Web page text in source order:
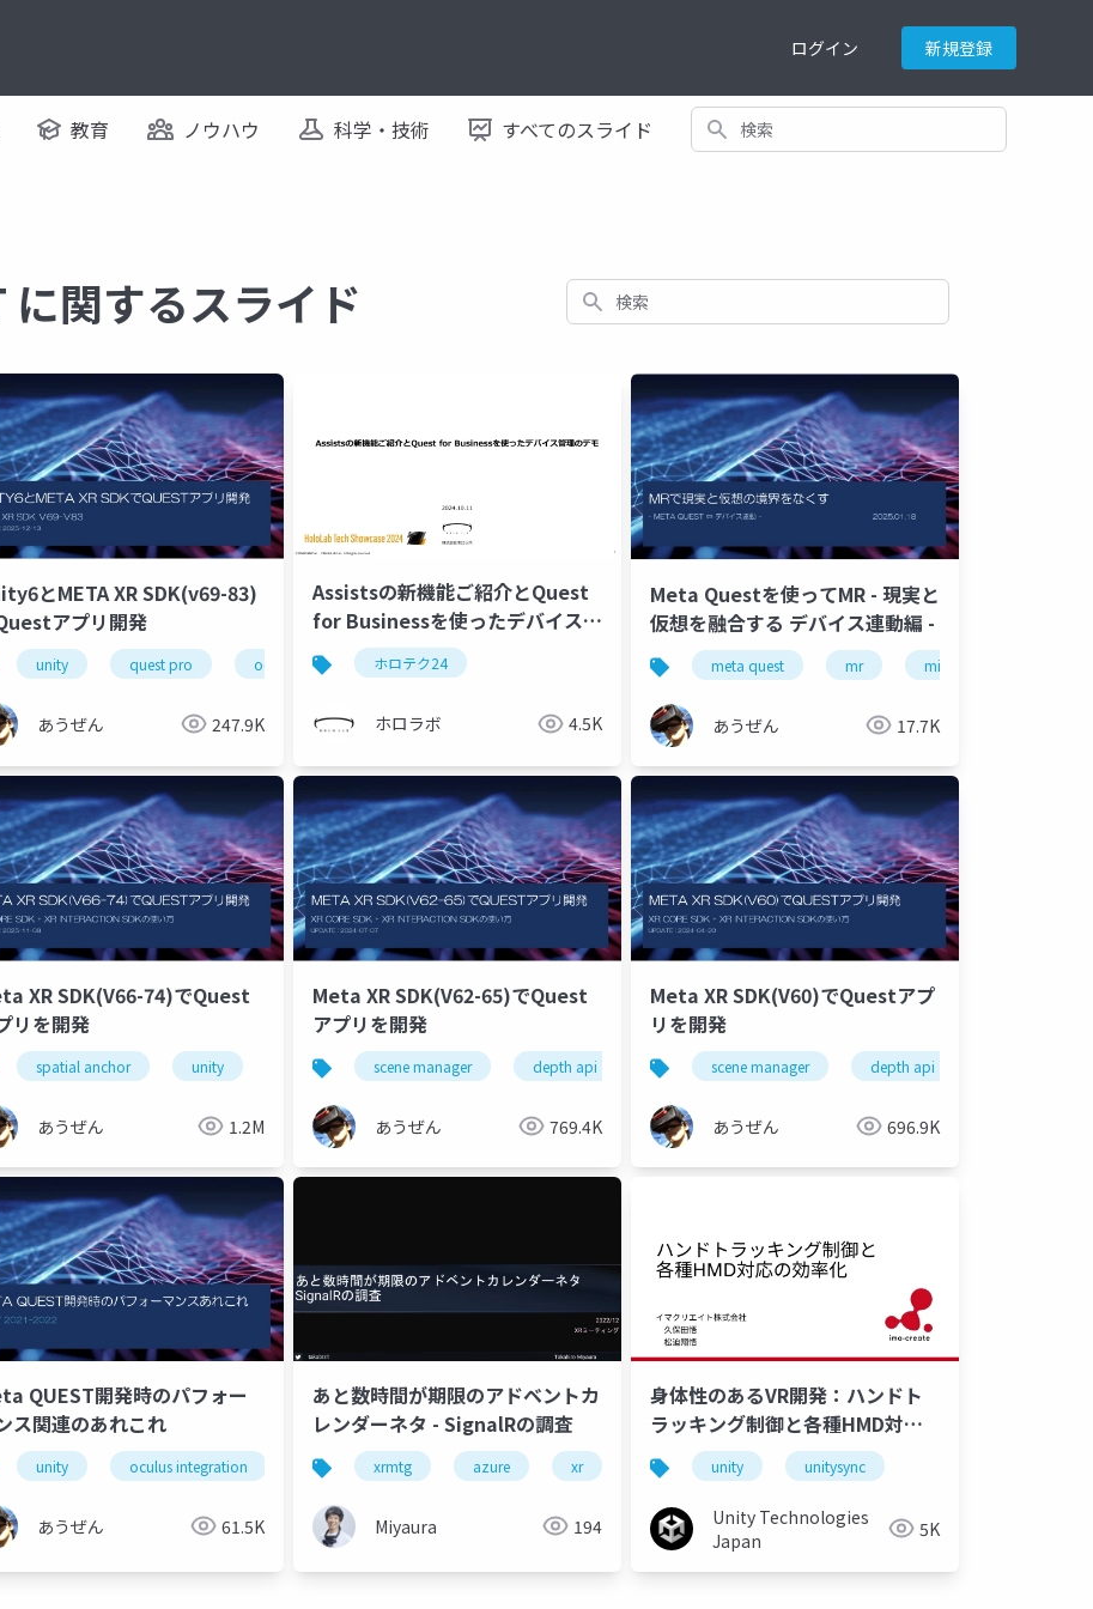
ログイン 新規登録
教育 ノウハウ 科学・技術 すべてのスライド 検索
に関するスライド 検索
とMETA XR SDK(v69-83)
アプリ開発
unity quest pro oculus integration building blocks ovrsemanticclassification ovrscenemanager
あうぜん 247.9K
Assistsの新機能ご紹介とQuest
for Businessを使ったデバイス管
理のデモホロテク24
ホロラボ 4.5K
Meta Questを使ってMR - 現実と
仮想を融合する デバイス連動編 -
meta quest mr mixed reality
あうぜん 17.7K
xrmtg
XR SDK(V66-74)でQuest
リを開発
spatial anchor unity quest pro shaperecognizeractivatestate oculus integration transformfeaturestateprovider
あうぜん 1.2M
Meta XR SDK(V62-65)でQuest
アプリを開発
scene manager depth api オクルージョン meta meta xr sdk
あうぜん 769.4K
Meta XR SDK(V60)でQuestアプ
リを開発
scene manager depth api
あうぜん 696.9K
QUEST開発時のパフォー
ス関連のあれこれ
unity oculus integration quest2 quest pro
あうぜん 61.5K
あと数時間が期限のアドベントカ
レンダーネタ - SignalRの調査
xrmtg azure xr meta quest hololens
Miyaura 194
身体性のあるVR開発：ハンドト
ラッキング制御と各種HMD対応
の効率化unity unitysync
Unity Technologies
Japan
5K